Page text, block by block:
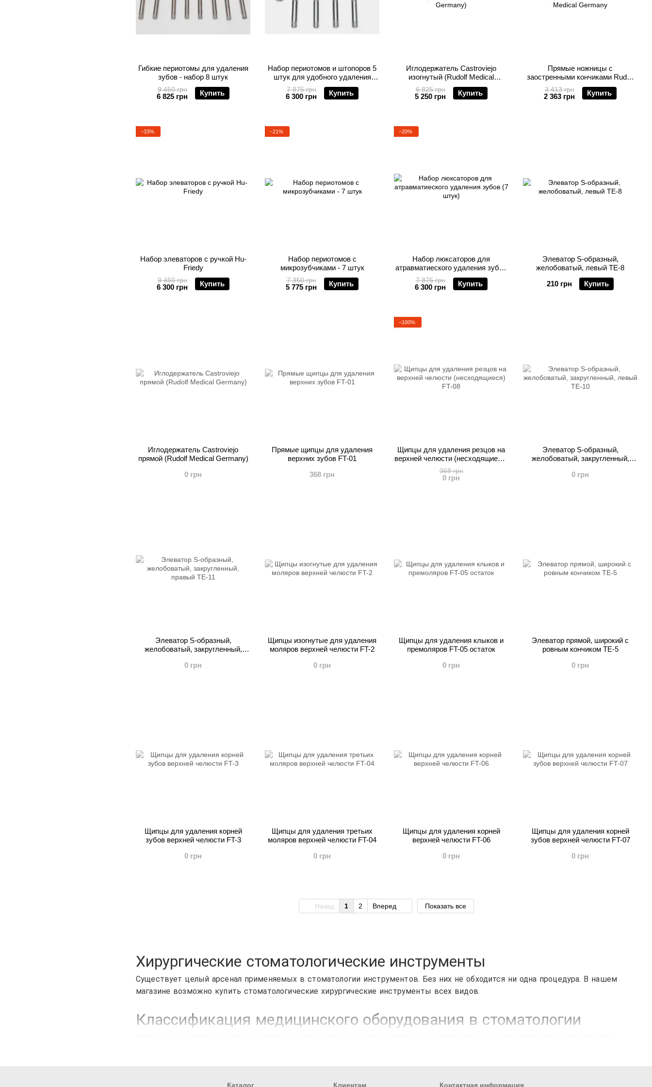
Хирургические стоматологические инструменты
Существует целый арсенал применяемых в стоматологии инструментов. Без них не обходится ни одна процедура. В нашем
магазине возможно купить стоматологические хирургические инструменты всех видов.
Классификация медицинского оборудования в стоматологии
Гибкие периотомы для удаления
зубов - набор 8 штук
9 450 грн
6 825 грн Купить
Набор периотомов и штопоров 5
штук для удобного удаления
зубов и корней
7 875 грн
6 300 грн Купить
Иглодержатель Castroviejo
изогнутый (Rudolf Medical
Germany)
6 825 грн
5 250 грн Купить
Прямые ножницы с
заостренными кончиками Rudolf
Medical Germany
3 413 грн
2 363 грн Купить
−33%
Набор элеваторов с ручкой Hu-
Friedy
9 450 грн
6 300 грн Купить
−21%
Набор периотомов с
микрозубчиками - 7 штук
7 350 грн
5 775 грн Купить
−20%
Набор люксаторов для
атравматиеского удаления зубов
(7 штук)
7 875 грн
6 300 грн Купить
Элеватор S-образный,
желобоватый, левый TE-8
210 грн
Купить
Иглодержатель Castroviejo
прямой (Rudolf Medical Germany)
0 грн
Прямые щипцы для удаления
верхних зубов FT-01
368 грн
−100%
Щипцы для удаления резцов на
верхней челюсти (несходящиеся)
FT-08
368 грн
0 грн
Элеватор S-образный,
желобоватый, закругленный,
0 грн
Элеватор S-образный,
желобоватый, закругленный,
0 грн
Щипцы изогнутые для удаления
моляров верхней челюсти FT-2
0 грн
Щипцы для удаления клыков и
премоляров FT-05 остаток
0 грн
Элеватор прямой, широкий с
ровным кончиком TE-5
0 грн
Щипцы для удаления корней
зубов верхней челюсти FT-3
0 грн
Щипцы для удаления третьих
моляров верхней челюсти FT-04
0 грн
Щипцы для удаления корней
верхней челюсти FT-06
0 грн
Щипцы для удаления корней
зубов верхней челюсти FT-07
0 грн
Назад 1 2 Вперед Показать все
Каталог Клиентам Контактная информация